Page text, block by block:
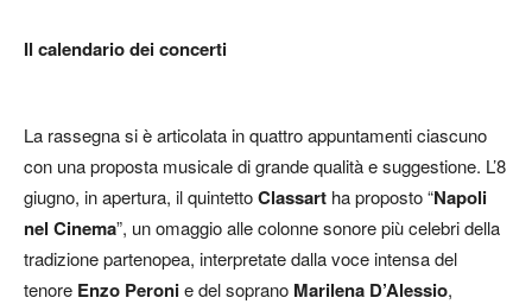
Il calendario dei concerti
La rassegna si è articolata in quattro appuntamenti ciascuno
con una proposta musicale di grande qualità e suggestione. L’8
giugno, in apertura, il quintettoClassart ha proposto “Napoli
nel Cinema”, un omaggio alle colonne sonore più celebri della
tradizione partenopea, interpretate dalla voce intensa del
tenore Enzo Peronie del soprano Marilena D’Alessio,